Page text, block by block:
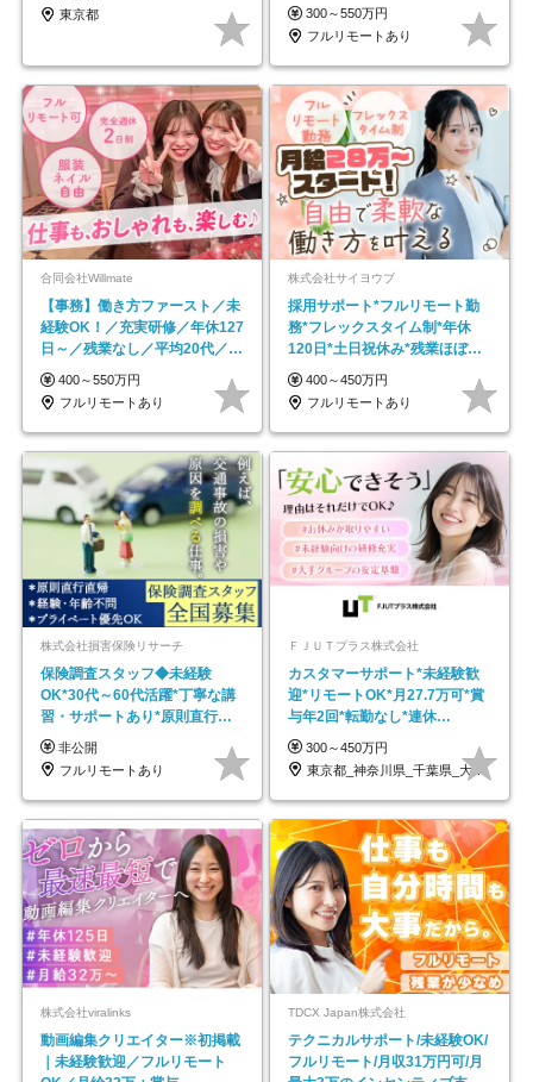
東京都
300～550万円
フルリモートあり
合同会社Willmate
【事務】働き方ファースト／未
経験OK！／充実研修／年休127
日～／残業なし／平均20代／リ
モートOK
400～550万円
フルリモートあり
株式会社サイヨウブ
採用サポート*フルリモート勤
務*フレックスタイム制*年休
120日*土日祝休み*残業ほぼな
し*育児中社員8割以上
400～450万円
フルリモートあり
株式会社損害保険リサーチ
保険調査スタッフ◆未経験
OK*30代～60代活躍*丁寧な講
習・サポートあり*原則直行直
帰／全国募集・業務委託
非公開
フルリモートあり
ＦＪＵＴプラス株式会社
カスタマーサポート*未経験歓
迎*リモートOK*月27.7万可*賞
与年2回*転勤なし*連休
OK/ZE010232
300～450万円
東京都_神奈川県_千葉県_大阪府_愛知県…
株式会社viralinks
動画編集クリエイター※初掲載
｜未経験歓迎／フルリモート
TDCX Japan株式会社
テクニカルサポート/未経験OK/
フルリモート/月収31万円可/月